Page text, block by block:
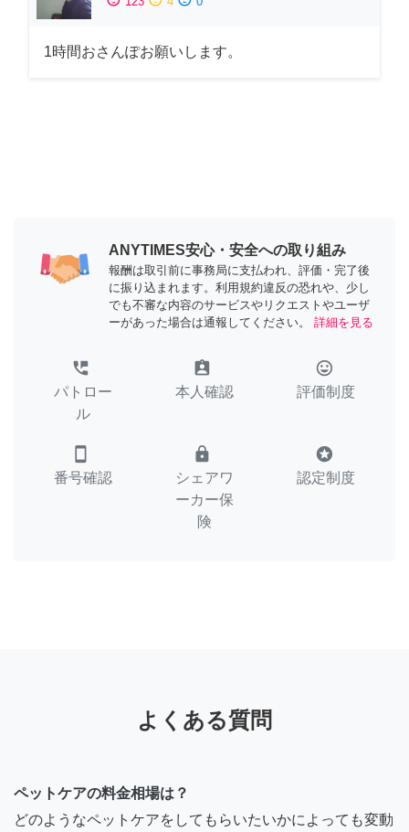
1時間おさんぽお願いします。
ANYTIMES安心・安全への取り組み
報酬は取引前に事務局に支払われ、評価・完了後
に振り込まれます。利用規約違反の恐れや、少し
でも不審な内容のサービスやリクエストやユーザ
ーがあった場合は通報してください。
詳細を見る
perm_phone_msg
パトロー
ル
assignment_ind
本人確認
tag_faces
評価制度
smartphone
番号確認
lock
シェアワ
ーカー保
険
stars
認定制度
よくある質問
ペットケアの料金相場は？
どのようなペットケアをしてもらいたいかによっても変動